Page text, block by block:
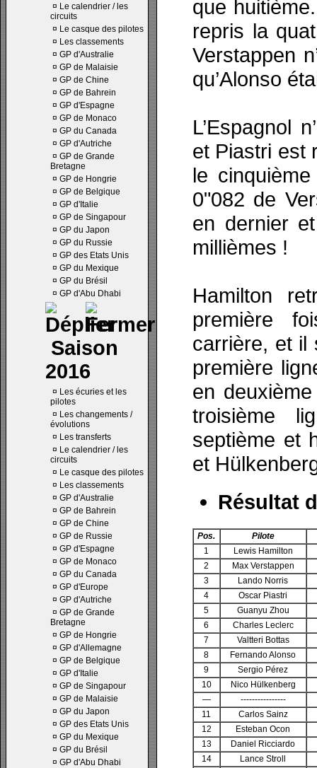
¤ Le calendrier / les
circuits
¤ Le casque des pilotes
¤ Les classements
¤ GP d'Australie
¤ GP de Malaisie
¤ GP de Chine
¤ GP de Bahrein
¤ GP d'Espagne
¤ GP de Monaco
¤ GP du Canada
¤ GP d'Autriche
¤ GP de Grande
Bretagne
¤ GP de Hongrie
¤ GP de Belgique
¤ GP d'Italie
¤ GP de Singapour
¤ GP du Japon
¤ GP du Russie
¤ GP des Etats Unis
¤ GP du Mexique
¤ GP du Brésil
¤ GP d'Abu Dhabi
Saison
2016
¤ Les écuries et les
pilotes
¤ Les changements /
évolutions
¤ Les transferts
¤ Le calendrier / les
circuits
¤ Le casque des pilotes
¤ Les classements
¤ GP d'Australie
¤ GP de Bahrein
¤ GP de Chine
¤ GP de Russie
¤ GP d'Espagne
¤ GP de Monaco
¤ GP du Canada
¤ GP d'Europe
¤ GP d'Autriche
¤ GP de Grande
Bretagne
¤ GP de Hongrie
¤ GP d'Allemagne
¤ GP de Belgique
¤ GP d'Italie
¤ GP de Singapour
¤ GP de Malaisie
¤ GP du Japon
¤ GP des Etats Unis
¤ GP du Mexique
¤ GP du Brésil
¤ GP d'Abu Dhabi
que
repris la
Verstappen
qu’Alonso
L’Espagnol
et Piastri est
le
0"082 de
en dernier
millièmes !
Hamilton
première
carrière, et il
première
en
troisième
septième et
et
Résultat
Pos.
Pilote
1
Lewis Hamilton
2
Max Verstappen
3
Lando Norris
4
Oscar Piastri
5
Guanyu Zhou
6
Charles Leclerc
7
Valtteri Bottas
8
Fernando Alonso
9
Sergio Pérez
10
Nico Hülkenberg
—
----------------
11
Carlos Sainz
12
Esteban Ocon
13
Daniel Ricciardo
14
Lance Stroll